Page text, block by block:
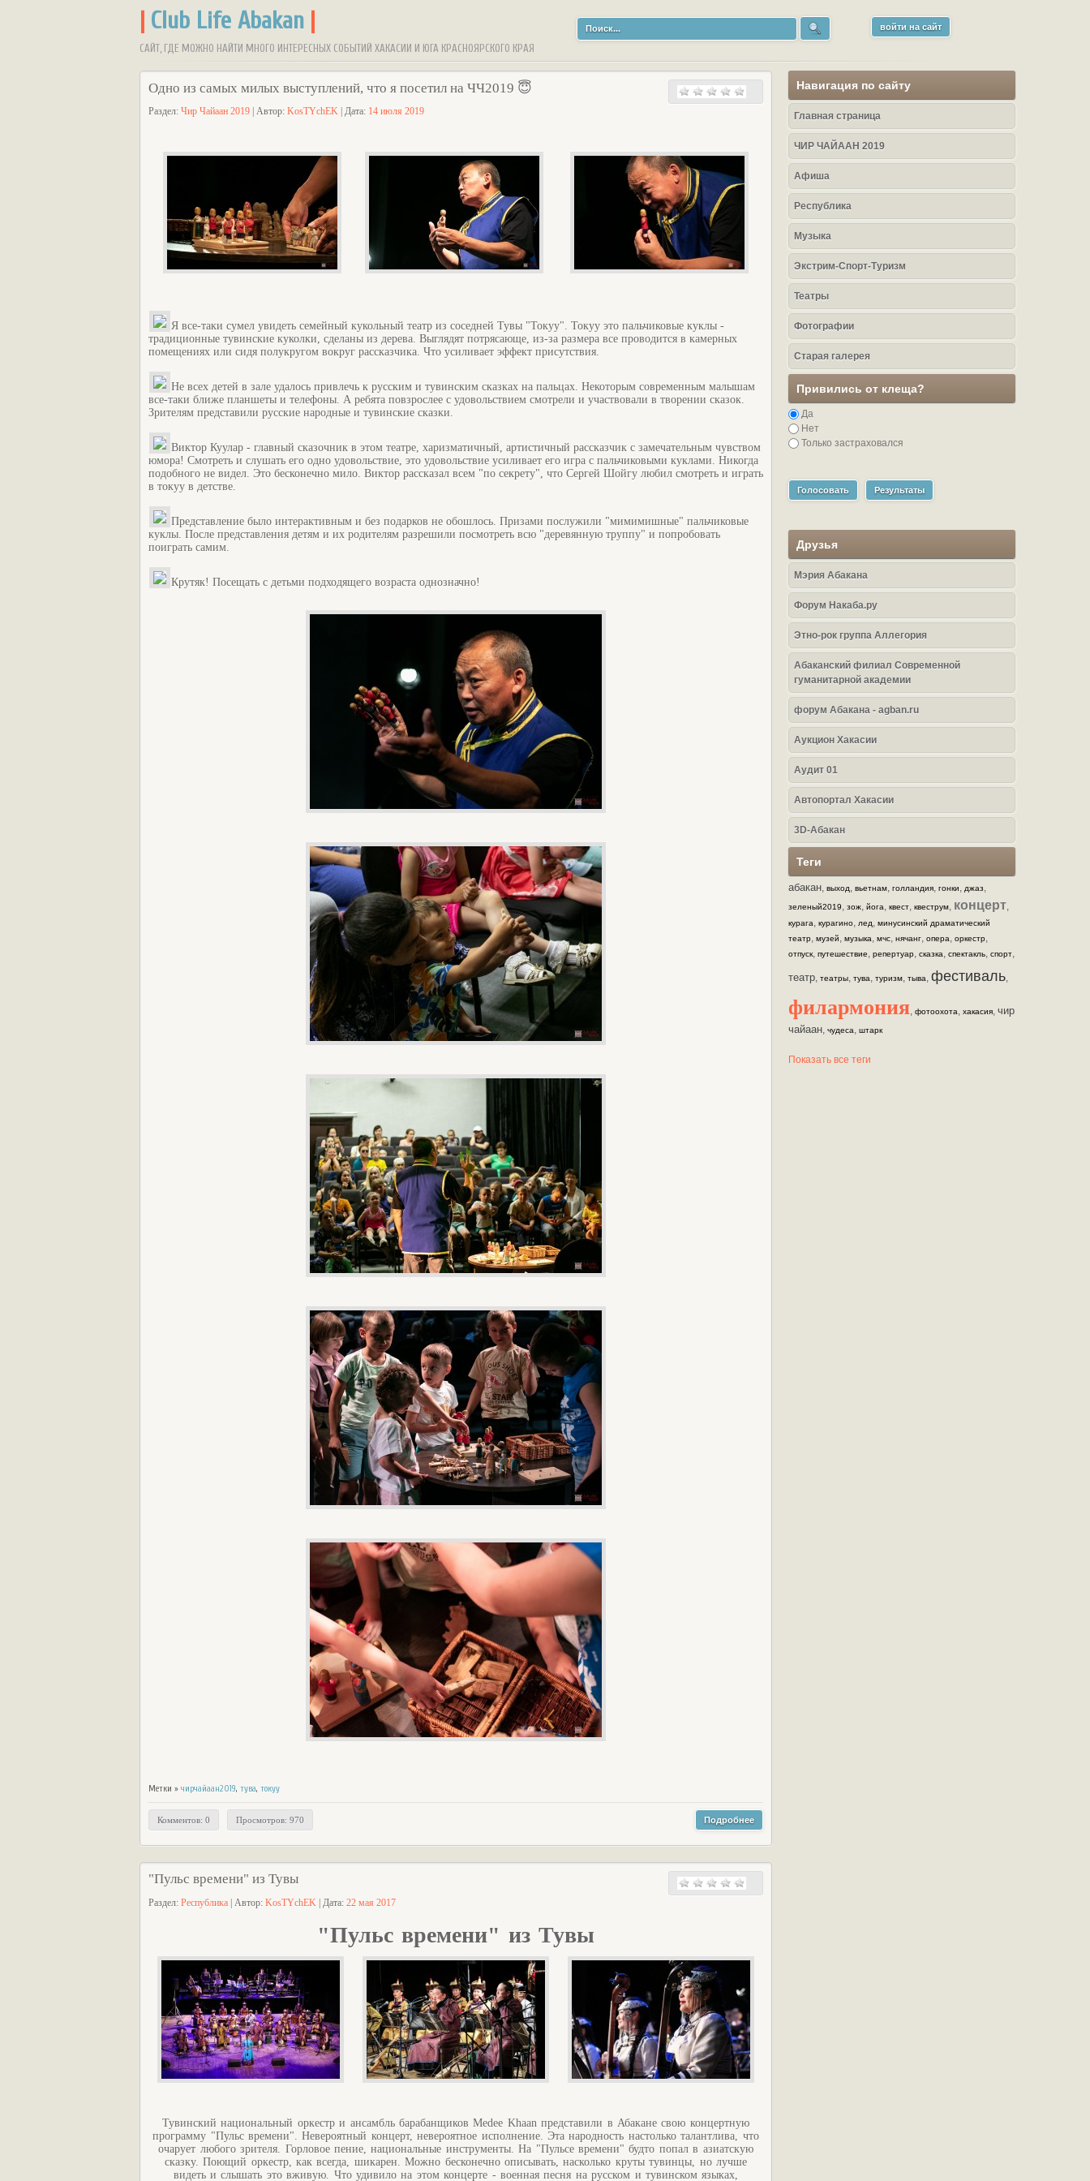
Club Life Abakan
САЙТ, ГДЕ МОЖНО НАЙТИ МНОГО ИНТЕРЕСНЫХ СОБЫТИЙ ХАКАСИИ И ЮГА КРАСНОЯРСКОГО КРАЯ
войти на сайт
Одно из самых милых выступлений, что я посетил на ЧЧ2019 😇
Раздел: Чир Чайаан 2019 | Автор: KosTYchEK | Дата: 14 июля 2019
Я все-таки сумел увидеть семейный кукольный театр из соседней Тувы "Токуу". Токуу это пальчиковые куклы -
традиционные тувинские куколки, сделаны из дерева. Выглядят потрясающе, из-за размера все проводится в камерных
помещениях или сидя полукругом вокруг рассказчика. Что усиливает эффект присутствия.
Не всех детей в зале удалось привлечь к русским и тувинским сказках на пальцах. Некоторым современным малышам
все-таки ближе планшеты и телефоны. А ребята повзрослее с удовольствием смотрели и участвовали в творении сказок.
Зрителям представили русские народные и тувинские сказки.
Виктор Куулар - главный сказочник в этом театре, харизматичный, артистичный рассказчик с замечательным чувством
юмора! Смотреть и слушать его одно удовольствие, это удовольствие усиливает его игра с пальчиковыми куклами. Никогда
подобного не видел. Это бесконечно мило. Виктор рассказал всем "по секрету", что Сергей Шойгу любил смотреть и играть
в токуу в детстве.
Представление было интерактивным и без подарков не обошлось. Призами послужили "мимимишные" пальчиковые
куклы. После представления детям и их родителям разрешили посмотреть всю "деревянную труппу" и попробовать
поиграть самим.
Крутяк! Посещать с детьми подходящего возраста однозначно!
Метки » чирчайаан2019, тува, токуу
Комментов: 0 Просмотров: 970 Подробнее
"Пульс времени" из Тувы
Раздел: Республика | Автор: KosTYchEK | Дата: 22 мая 2017
"Пульс времени" из Тувы
Тувинский национальный оркестр и ансамбль барабанщиков Medee Khaan представили в Абакане свою концертную
программу "Пульс времени". Невероятный концерт, невероятное исполнение. Эта народность настолько талантлива, что
очарует любого зрителя. Горловое пение, национальные инструменты. На "Пульсе времени" будто попал в азиатскую
сказку. Поющий оркестр, как всегда, шикарен. Можно бесконечно описывать, насколько круты тувинцы, но лучше
видеть и слышать это вживую. Что удивило на этом концерте - военная песня на русском и тувинском языках,
Навигация по сайту
Главная страница
ЧИР ЧАЙААН 2019
Афиша
Республика
Музыка
Экстрим-Спорт-Туризм
Театры
Фотографии
Старая галерея
Привились от клеща?
Да
Нет
Только застраховался
Голосовать Результаты
Друзья
Мэрия Абакана
Форум Накаба.ру
Этно-рок группа Аллегория
Абаканский филиал Современной
гуманитарной академии
форум Абакана - agban.ru
Аукцион Хакасии
Аудит 01
Автопортал Хакасии
3D-Абакан
Теги
абакан, выход, вьетнам, голландия, гонки, джаз,
зеленый2019, зож, йога, квест, квеструм, концерт,
курага, курагино, лед, минусинский драматический
театр, музей, музыка, мчс, нячанг, опера, оркестр,
отпуск, путешествие, репертуар, сказка, спектакль, спорт,
театр, театры, тува, туризм, тыва, фестиваль,
филармония, фотоохота, хакасия, чир
чайаан, чудеса, штарк
Показать все теги